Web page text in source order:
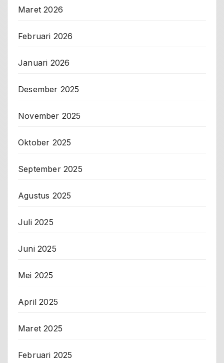
Maret 2026
Februari 2026
Januari 2026
Desember 2025
November 2025
Oktober 2025
September 2025
Agustus 2025
Juli 2025
Juni 2025
Mei 2025
April 2025
Maret 2025
Februari 2025